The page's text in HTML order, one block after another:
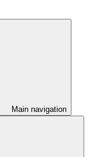
Main navigation